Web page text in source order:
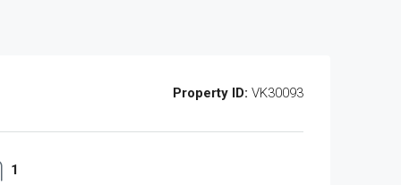
Property ID: VK30093
1